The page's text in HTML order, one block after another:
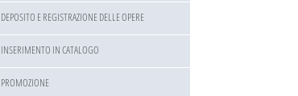
DEPOSITO E REGISTRAZIONE DELLE OPERE
INSERIMENTO IN CATALOGO
PROMOZIONE